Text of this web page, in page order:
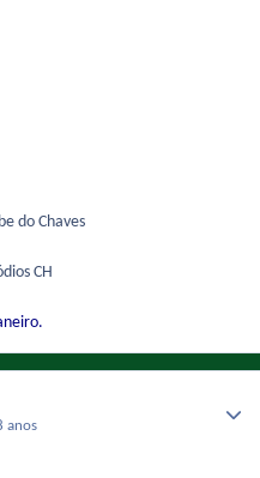
do Chaves
CH
anos